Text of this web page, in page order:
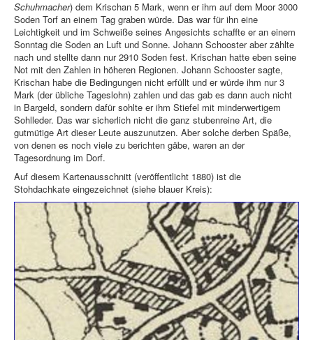
Schuhmacher) dem Krischan 5 Mark, wenn er ihm auf dem Moor 3000
Soden Torf an einem Tag graben würde. Das war für ihn eine
Leichtigkeit und im Schweiße seines Angesichts schaffte er an einem
Sonntag die Soden an Luft und Sonne. Johann Schooster aber zählte
nach und stellte dann nur 2910 Soden fest. Krischan hatte eben seine
Not mit den Zahlen in höheren Regionen. Johann Schooster sagte,
Krischan habe die Bedingungen nicht erfüllt und er würde ihm nur 3
Mark (der übliche Tageslohn) zahlen und das gab es dann auch nicht
in Bargeld, sondern dafür sohlte er ihm Stiefel mit minderwertigem
Sohlleder. Das war sicherlich nicht die ganz stubenreine Art, die
gutmütige Art dieser Leute auszunutzen. Aber solche derben Späße,
von denen es noch viele zu berichten gäbe, waren an der
Tagesordnung im Dorf.
Auf diesem Kartenausschnitt (veröffentlicht 1880) ist die
Stohdachkate eingezeichnet (siehe blauer Kreis):